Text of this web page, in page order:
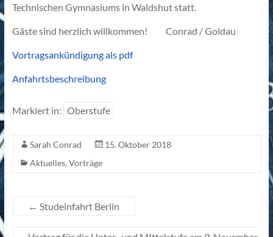
Technischen Gymnasiums in Waldshut statt.
Gäste sind herzlich willkommen! Conrad / Goldau
Vortragsankündigung als pdf
Anfahrtsbeschreibung
Markiert in: Oberstufe
Sarah Conrad
15. Oktober 2018
Aktuelles, Vorträge
← Studeinfahrt Berlin